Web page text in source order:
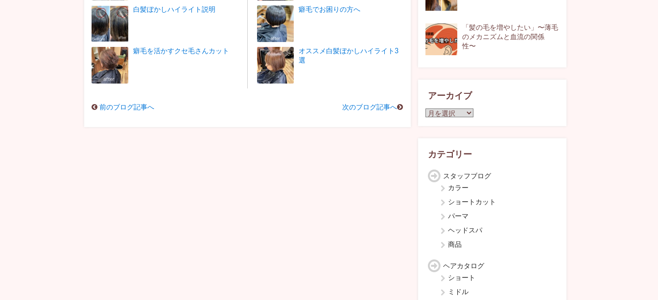
白髪ぼかしハイライト説明
癖毛を活かすクセ毛さんカット
癖毛でお困りの方へ
オススメ白髪ぼかしハイライト3
選
前のブログ記事へ 次のブログ記事へ
「髪の毛を増やしたい」〜薄毛
のメカニズムと血流の関係
性〜
アーカイブ
ア
ブ
カテゴリー
スタッフブログ
カラー
ショートカット
パーマ
ヘッドスパ
商品
ヘアカタログ
ショート
ミドル